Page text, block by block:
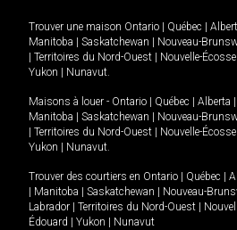
Trouver une maison Ontario Québec
Manitoba
Saskatchewan Nouveau-
Territoires du Nord-Ouest Nouvelle-Écosse
Yukon
Nunavut.
Maisons à louer - Ontario Québec Alberta
Manitoba
Saskatchewan Nouveau-
Territoires du Nord-Ouest Nouvelle-Écosse
Yukon
Nunavut.
Trouver des courtiers en Ontario Québec
Manitoba Saskatchewan Nouveau-
Labrador
Territoires du Nord-Ouest
Édouard
Yukon Nunavut